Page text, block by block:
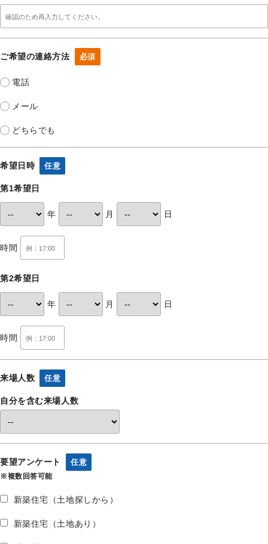
ご希望の連絡方法 必須
電話
メール
どちらでも
希望日時 任意
第1希望日
年 月 日
時間
第2希望日
年 月 日
時間
来場人数 任意
自分を含む来場人数
要望アンケート
※複数回答可能
任意
新築住宅（土地探しから）
新築住宅（土地あり）